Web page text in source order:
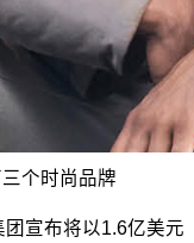
个时尚品牌
宣布将以1.6亿美元